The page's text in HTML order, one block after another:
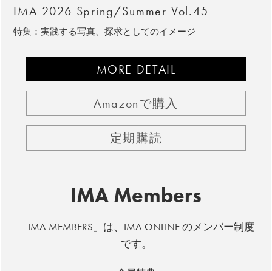
IMA 2026 Spring/Summer Vol.45
特集：実践する写真、探求としてのイメージ
MORE DETAIL
Amazonで購入
定期購読
IMA Members
「IMA MEMBERS」は、IMA ONLINE のメンバー制度
です。